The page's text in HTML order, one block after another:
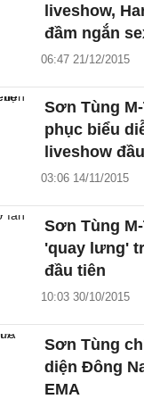
liveshow,
đầm ngắn
06:47 21/12/2015
Sơn Tùng
phục biểu
liveshow
03:06 14/11/2015
Sơn Tùng
'quay lưng'
đầu tiên
10:03 30/10/2015
Sơn Tùng
diện Đông
EMA